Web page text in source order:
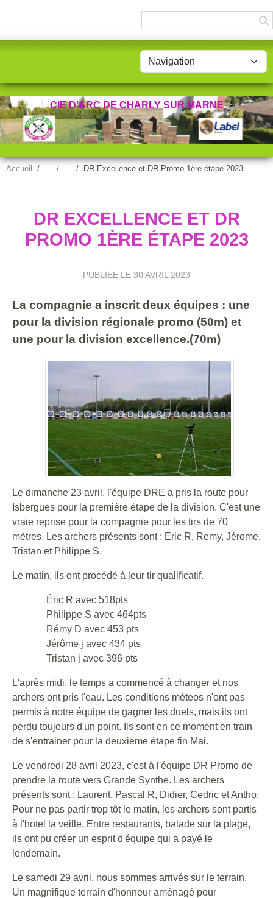
CIE D'ARC DE CHARLY SUR MARNE
Accueil DR Excellence et DR Promo 1ère étape 2023
DR EXCELLENCE ET DR
PROMO 1ÈRE ÉTAPE 2023
PUBLIÉE LE 30 AVRIL 2023
La compagnie a inscrit deux équipes : une
pour la division régionale promo (50m) et
une pour la division excellence.(70m)
Le dimanche 23 avril, l'équipe DRE a pris la route pour
Isbergues pour la première étape de la division. C'est une
vraie reprise pour la compagnie pour les tirs de 70
mètres. Les archers présents sont : Eric R, Remy, Jérome,
Tristan et Philippe S.
Le matin, ils ont procédé à leur tir qualificatif.
Éric R avec 518pts
Philippe S avec 464pts
Rémy D avec 453 pts
Jérôme j avec 434 pts
Tristan j avec 396 pts
L'après midi, le temps a commencé à changer et nos
archers ont pris l'eau. Les conditions méteos n'ont pas
permis à notre équipe de gagner les duels, mais ils ont
perdu toujours d'un point. Ils sont en ce moment en train
de s'entrainer pour la deuxième étape fin Mai.
Le vendredi 28 avril 2023, c'est à l'équipe DR Promo de
prendre la route vers Grande Synthe. Les archers
présents sont : Laurent, Pascal R, Didier, Cedric et Antho.
Pour ne pas partir trop tôt le matin, les archers sont partis
à l'hotel la veille. Entre restaurants, balade sur la plage,
ils ont pu créer un esprit d'équipe qui a payé le
lendemain.
Le samedi 29 avril, nous sommes arrivés sur le terrain.
Un magnifique terrain d'honneur aménagé pour